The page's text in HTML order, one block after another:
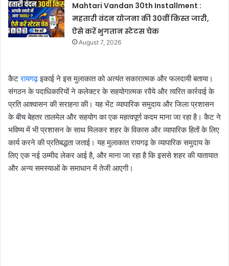
Mahtari Vandan 30th Installment :
महतारी वंदन योजना की 30वीं किस्त जारी,
ऐसे करें भुगतान स्टेटस चेक
August 7, 2026
कैटरायगढ़इकाई ने इस मुलाकात को अत्यंत सकारात्मक और फलदायी बताया।
संगठन के पदाधिकारियों ने कलेक्टर के सहयोगात्मक रवैये और त्वरित कार्रवाई के
प्रति आश्वासन की सराहना की। यह भेंट व्यापारिक समुदाय और जिला प्रशासन
के बीच बेहतर तालमेल और सहयोग का एक महत्वपूर्ण कदम माना जा रहा है। कैट ने
भविष्य में भी प्रशासन के साथ मिलकर शहर के विकास और व्यापारिक हितों के लिए
कार्य करने की प्रतिबद्धता जताई। यह मुलाकात रायगढ़ के व्यापारिक समुदाय के
लिए एक नई उम्मीद लेकर आई है, और माना जा रहा है कि इससे शहर की यातायात
और अन्य समस्याओं के समाधान में तेजी आएगी।